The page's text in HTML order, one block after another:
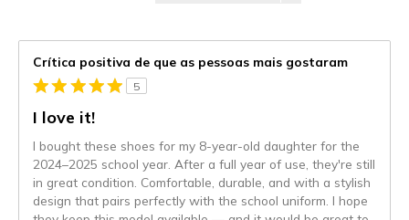
Crítica positiva de que as pessoas mais gostaram
5
I love it!
I bought these shoes for my 8-year-old daughter for the
2024–2025 school year. After a full year of use, they're still
in great condition. Comfortable, durable, and with a stylish
design that pairs perfectly with the school uniform. I hope